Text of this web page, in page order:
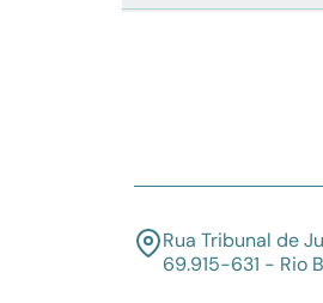
Rua Tribunal de
69.915-631 - Rio